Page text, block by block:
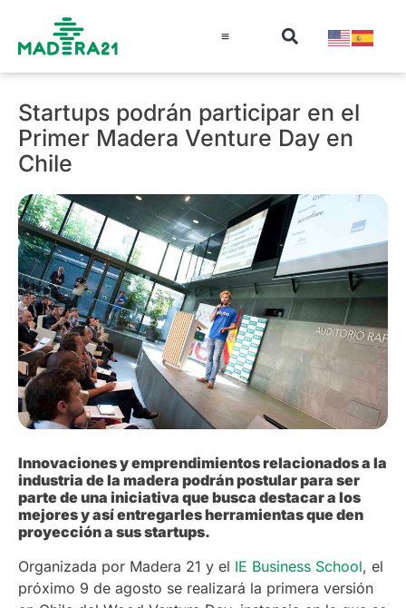
Startups podrán participar en el
Primer Madera Venture Day en
Chile
Innovaciones y emprendimientos relacionados a la
industria de la madera podrán postular para ser
parte de una iniciativa que busca destacar a los
mejores y así entregarles herramientas que den
proyección a sus startups.
Organizada por Madera 21 y el IE Business School, el
próximo 9 de agosto se realizará la primera versión